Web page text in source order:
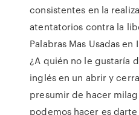
consistentes en la
atentatorios contra la
Palabras Mas Usadas
¿A quién no le gustaría
inglés en un abrir y
presumir de hacer
podemos hacer es